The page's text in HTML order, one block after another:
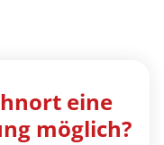
eine
möglich?